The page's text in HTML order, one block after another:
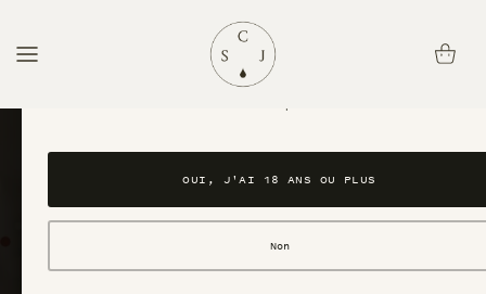
Avez-vous l'âge légal pour consommer de l'alcool ?
Ce site est réservé aux personnes majeures. En accédant au site, vous confirmez
OUI, J'AI 18 ANS OU PLUS
Non
contenu
Panier